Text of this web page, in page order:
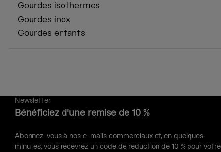
Gourdes isothermes
Gourdes inox
Gourdes enfants
Newsletter
Bénéficiez d'une remise de 10 %
Abonnez-vous à nos e-mails commerciaux et, en quelques
minutes, vous recevrez un code de réduction de 10 % pour votre